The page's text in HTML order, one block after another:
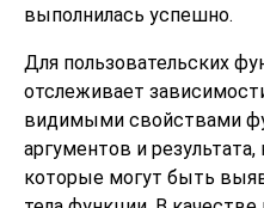
выполнилась успешно.
Для пользовательских
отслеживает
видимыми свойствами
аргументов и результата,
которые могут быть